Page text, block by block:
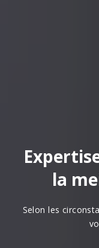
la
Selon les